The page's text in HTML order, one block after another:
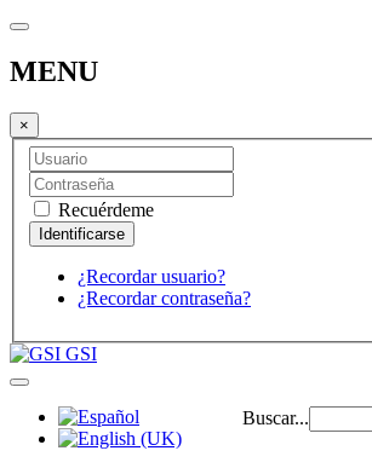
MENU
×
Recuérdeme
¿Recordar usuario?
¿Recordar contraseña?
GSI
Buscar...